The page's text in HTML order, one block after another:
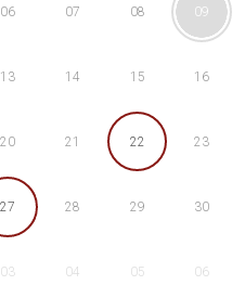
06 07 08 09
13 14 15 16
20 21 22 23
27 28 29 30
03 04 05 06